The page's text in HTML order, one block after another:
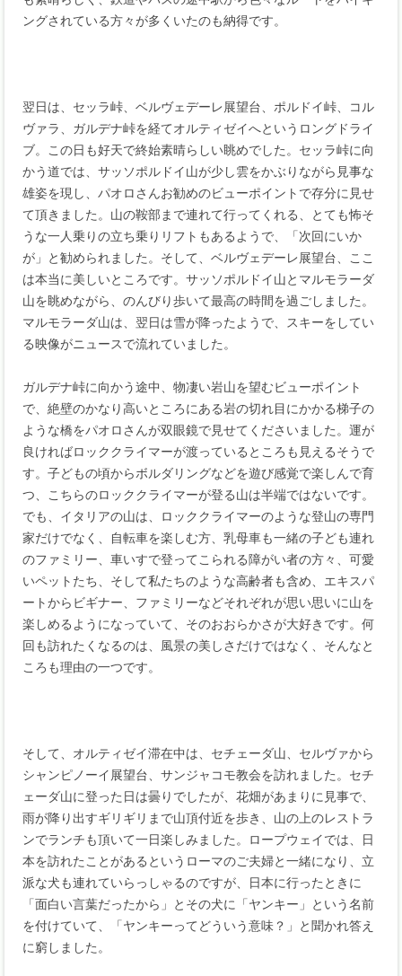
ングされている方々が多くいたのも納得です。
翌日は、セッラ峠、ベルヴェデーレ展望台、ポルドイ峠、コル
ヴァラ、ガルデナ峠を経てオルティゼイへというロングドライ
ブ。この日も好天で終始素晴らしい眺めでした。セッラ峠に向
かう道では、サッソポルドイ山が少し雲をかぶりながら見事な
雄姿を現し、パオロさんお勧めのビューポイントで存分に見せ
て頂きました。山の鞍部まで連れて行ってくれる、とても怖そ
うな一人乗りの立ち乗りリフトもあるようで、「次回にいか
が」と勧められました。そして、ベルヴェデーレ展望台、ここ
は本当に美しいところです。サッソポルドイ山とマルモラーダ
山を眺めながら、のんびり歩いて最高の時間を過ごしました。
マルモラーダ山は、翌日は雪が降ったようで、スキーをしてい
る映像がニュースで流れていました。
ガルデナ峠に向かう途中、物凄い岩山を望むビューポイント
で、絶壁のかなり高いところにある岩の切れ目にかかる梯子の
ような橋をパオロさんが双眼鏡で見せてくださいました。運が
良ければロッククライマーが渡っているところも見えるそうで
す。子どもの頃からボルダリングなどを遊び感覚で楽しんで育
つ、こちらのロッククライマーが登る山は半端ではないです。
でも、イタリアの山は、ロッククライマーのような登山の専門
家だけでなく、自転車を楽しむ方、乳母車も一緒の子ども連れ
のファミリー、車いすで登ってこられる障がい者の方々、可愛
いペットたち、そして私たちのような高齢者も含め、エキスパ
ートからビギナー、ファミリーなどそれぞれが思い思いに山を
楽しめるようになっていて、そのおおらかさが大好きです。何
回も訪れたくなるのは、風景の美しさだけではなく、そんなと
ころも理由の一つです。
そして、オルティゼイ滞在中は、セチェーダ山、セルヴァから
シャンピノーイ展望台、サンジャコモ教会を訪れました。セチ
ェーダ山に登った日は曇りでしたが、花畑があまりに見事で、
雨が降り出すギリギリまで山頂付近を歩き、山の上のレストラ
ンでランチも頂いて一日楽しみました。ロープウェイでは、日
本を訪れたことがあるというローマのご夫婦と一緒になり、立
派な犬も連れていらっしゃるのですが、日本に行ったときに
「面白い言葉だったから」とその犬に「ヤンキー」という名前
を付けていて、「ヤンキーってどういう意味？」と聞かれ答え
に窮しました。